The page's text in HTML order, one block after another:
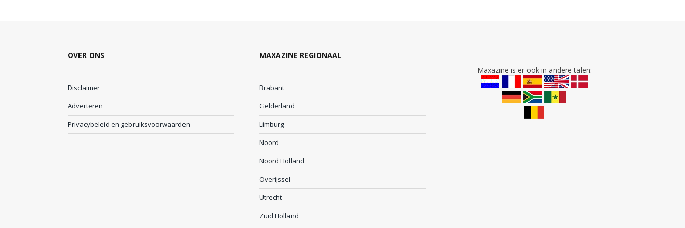
OVER ONS
Disclaimer
Adverteren
Privacybeleid en gebruiksvoorwaarden
MAXAZINE REGIONAAL
Brabant
Gelderland
Limburg
Noord
Noord Holland
Overijssel
Utrecht
Zuid Holland
Maxazine is er ook in andere talen: